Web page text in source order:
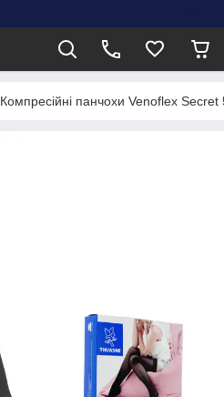
Компресійні панчохи Venoflex